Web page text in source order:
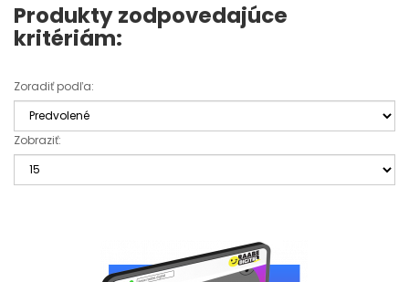
Produkty zodpovedajúce
kritériám:
Zoradiť podľa:
Zobraziť: